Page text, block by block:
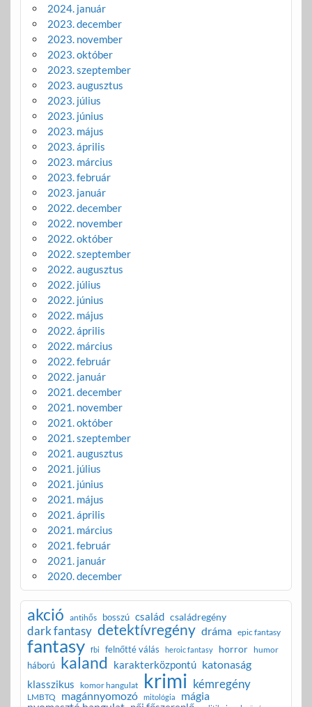
2024. január
2023. december
2023. november
2023. október
2023. szeptember
2023. augusztus
2023. július
2023. június
2023. május
2023. április
2023. március
2023. február
2023. január
2022. december
2022. november
2022. október
2022. szeptember
2022. augusztus
2022. július
2022. június
2022. május
2022. április
2022. március
2022. február
2022. január
2021. december
2021. november
2021. október
2021. szeptember
2021. augusztus
2021. július
2021. június
2021. május
2021. április
2021. március
2021. február
2021. január
2020. december
akció antihős bosszú család családregény
dark fantasy detektívregény dráma epic fantasy
fantasy fbi felnőtté válás heroic fantasy horror humor
háború kaland karakterközpontú katonaság
klasszikus komor hangulat krimi kémregény
LMBTQ magánnyomozó mitológia mágia